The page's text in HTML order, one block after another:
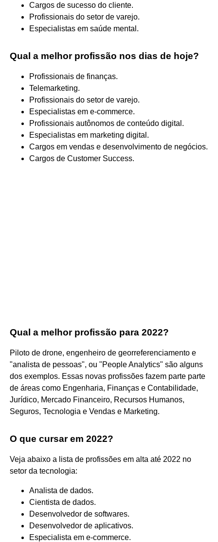
Cargos de sucesso do cliente.
Profissionais do setor de varejo.
Especialistas em saúde mental.
Qual a melhor profissão nos dias de hoje?
Profissionais de finanças.
Telemarketing.
Profissionais do setor de varejo.
Especialistas em e-commerce.
Profissionais autônomos de conteúdo digital.
Especialistas em marketing digital.
Cargos em vendas e desenvolvimento de negócios.
Cargos de Customer Success.
Qual a melhor profissão para 2022?
Piloto de drone, engenheiro de georreferenciamento e
"analista de pessoas", ou "People Analytics" são alguns
dos exemplos. Essas novas profissões fazem parte parte
de áreas como Engenharia, Finanças e Contabilidade,
Jurídico, Mercado Financeiro, Recursos Humanos,
Seguros, Tecnologia e Vendas e Marketing.
O que cursar em 2022?
Veja abaixo a lista de profissões em alta até 2022 no
setor da tecnologia:
Analista de dados.
Cientista de dados.
Desenvolvedor de softwares.
Desenvolvedor de aplicativos.
Especialista em e-commerce.